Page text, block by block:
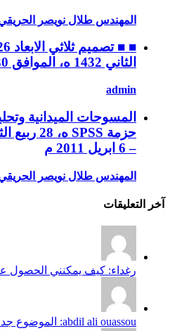
المهندس طلال نويصر
الثاني 1432 ه، الموافق 30 أبريل – 4 مايو 2011 م
admin
المسوحات الميدانية
– 6 ابريل 2011 م
المهندس طلال نويصر
آخر التعليقات
رغداء: كيف يمكنني الحصول
abdil ali ouassou: الموضوع جد ممتاز...